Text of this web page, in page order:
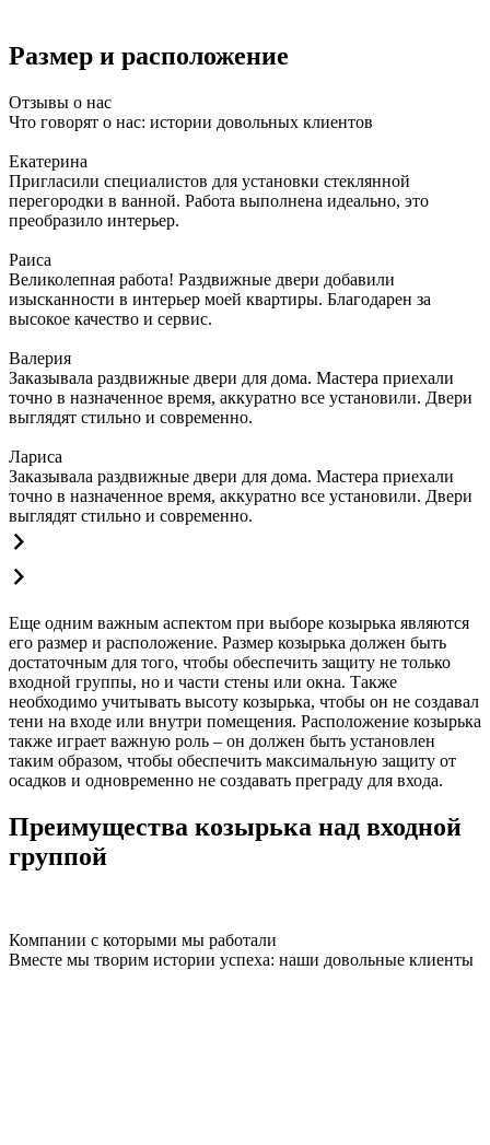
Размер и расположение
Отзывы о нас
Что говорят о нас: истории довольных клиентов
Екатерина
Пригласили специалистов для установки стеклянной
перегородки в ванной. Работа выполнена идеально, это
преобразило интерьер.
Раиса
Великолепная работа! Раздвижные двери добавили
изысканности в интерьер моей квартиры. Благодарен за
высокое качество и сервис.
Валерия
Заказывала раздвижные двери для дома. Мастера приехали
точно в назначенное время, аккуратно все установили. Двери
выглядят стильно и современно.
Лариса
Заказывала раздвижные двери для дома. Мастера приехали
точно в назначенное время, аккуратно все установили. Двери
выглядят стильно и современно.
Еще одним важным аспектом при выборе козырька являются
его размер и расположение. Размер козырька должен быть
достаточным для того, чтобы обеспечить защиту не только
входной группы, но и части стены или окна. Также
необходимо учитывать высоту козырька, чтобы он не создавал
тени на входе или внутри помещения. Расположение козырька
также играет важную роль – он должен быть установлен
таким образом, чтобы обеспечить максимальную защиту от
осадков и одновременно не создавать преграду для входа.
Преимущества козырька над входной
группой
Компании с которыми мы работали
Вместе мы творим истории успеха: наши довольные клиенты